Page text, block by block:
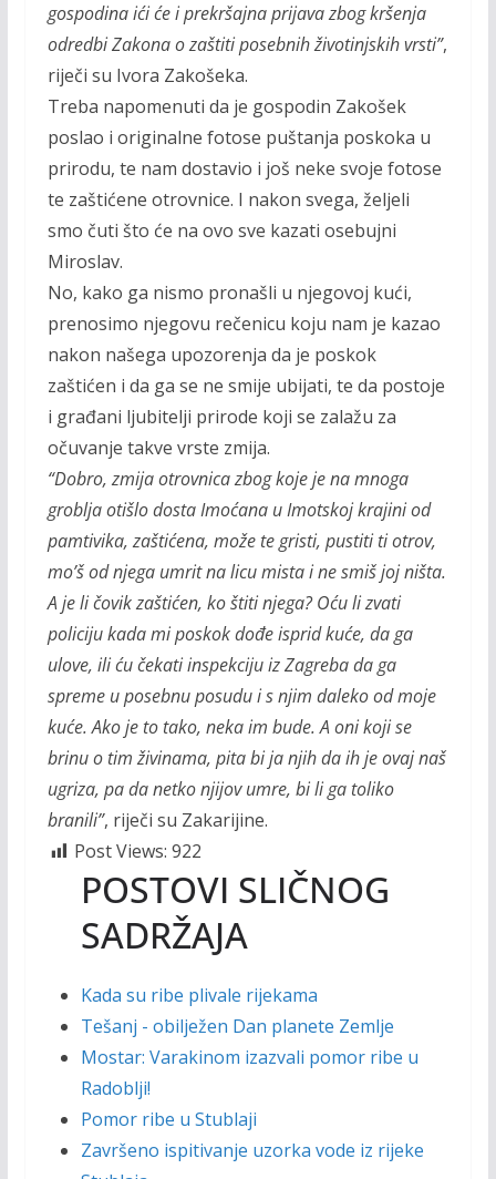
gospodina ići će i prekršajna prijava zbog kršenja
odredbi Zakona o zaštiti posebnih životinjskih vrsti”,
riječi su Ivora Zakošeka.
Treba napomenuti da je gospodin Zakošek
poslao i originalne fotose puštanja poskoka u
prirodu, te nam dostavio i još neke svoje fotose
te zaštićene otrovnice. I nakon svega, željeli
smo čuti što će na ovo sve kazati osebujni
Miroslav.
No, kako ga nismo pronašli u njegovoj kući,
prenosimo njegovu rečenicu koju nam je kazao
nakon našega upozorenja da je poskok
zaštićen i da ga se ne smije ubijati, te da postoje
i građani ljubitelji prirode koji se zalažu za
očuvanje takve vrste zmija.
“Dobro, zmija otrovnica zbog koje je na mnoga
groblja otišlo dosta Imoćana u Imotskoj krajini od
pamtivika, zaštićena, može te gristi, pustiti ti otrov,
mo’š od njega umrit na licu mista i ne smiš joj ništa.
A je li čovik zaštićen, ko štiti njega? Oću li zvati
policiju kada mi poskok dođe isprid kuće, da ga
ulove, ili ću čekati inspekciju iz Zagreba da ga
spreme u posebnu posudu i s njim daleko od moje
kuće. Ako je to tako, neka im bude. A oni koji se
brinu o tim živinama, pita bi ja njih da ih je ovaj naš
ugriza, pa da netko njijov umre, bi li ga toliko
branili”, riječi su Zakarijine.
Post Views: 922
POSTOVI SLIČNOG
SADRŽAJA
Kada su ribe plivale rijekama
Tešanj - obilježen Dan planete Zemlje
Mostar: Varakinom izazvali pomor ribe u
Radoblji!
Pomor ribe u Stublaji
Završeno ispitivanje uzorka vode iz rijeke